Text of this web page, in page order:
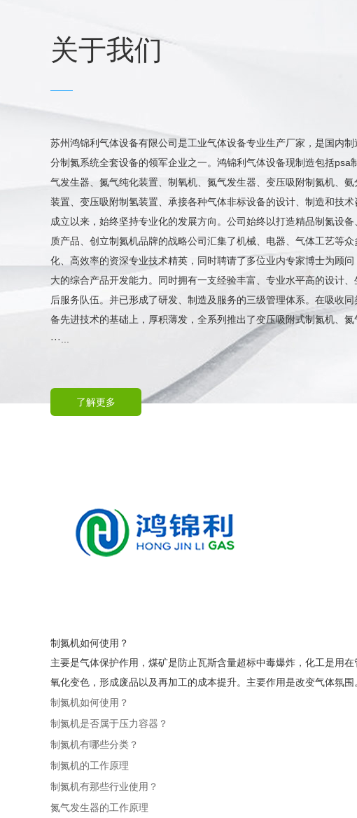
关于我们
苏州鸿锦利气体设备有限公司是工业气体设备专业生产厂家，是国内制
分制氮系统全套设备的领军企业之一。鸿锦利气体设备现制造包括psa
气发生器、氮气纯化装置、制氧机、氮气发生器、变压吸附制氮机、氨
装置、变压吸附制氢装置、承接各种气体非标设备的设计、制造和技术
成立以来，始终坚持专业化的发展方向。公司始终以打造精品制氮设备
质产品、创立制氮机品牌的战略公司汇集了机械、电器、气体工艺等众
化、高效率的资深专业技术精英，同时聘请了多位业内专家博士为顾问
大的综合产品开发能力。同时拥有一支经验丰富、专业水平高的设计、
后服务队伍。并已形成了研发、制造及服务的三级管理体系。在吸收同
备先进技术的基础上，厚积薄发，全系列推出了变压吸附式制氮机、氮
···...
了解更多
制氮机如何使用？
主要是气体保护作用，煤矿是防止瓦斯含量超标中毒爆炸，化工是用
氧化变色，形成废品以及再加工的成本提升。主要作用是改变气体氛围
制氮机如何使用？
制氮机是否属于压力容器？
制氮机有哪些分类？
制氮机的工作原理
制氮机有那些行业使用？
氮气发生器的工作原理